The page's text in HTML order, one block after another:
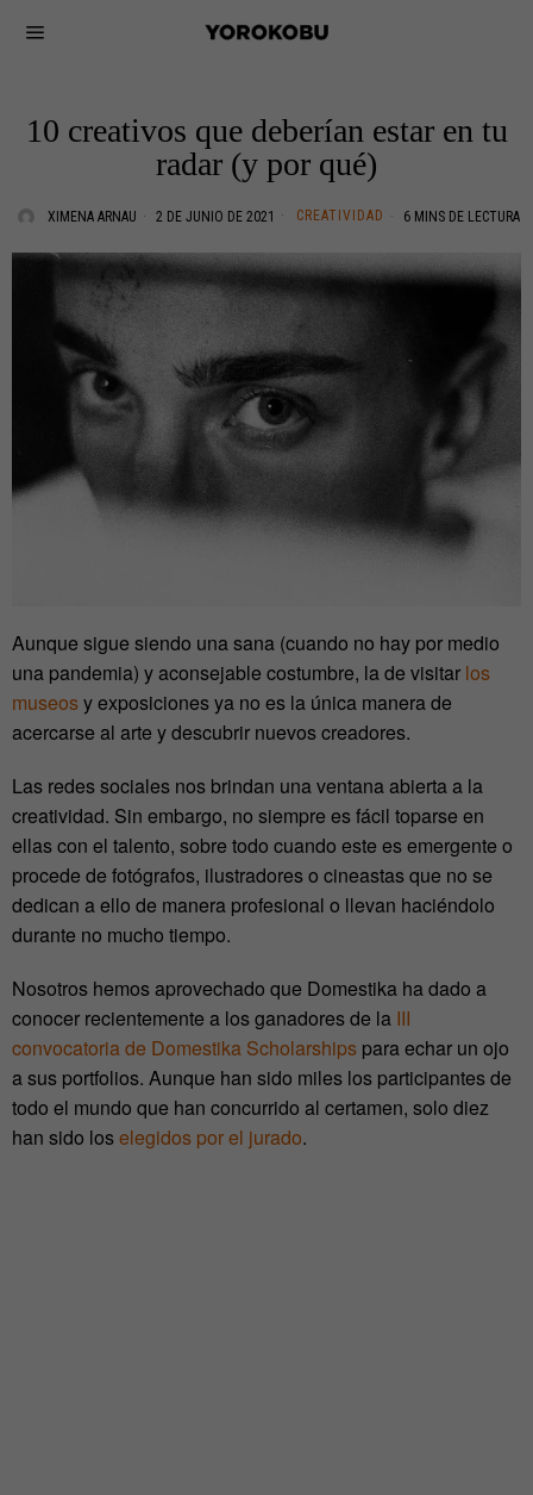
10 creativos que deberían estar en tu
radar (y por qué)
XIMENA ARNAU 2 DE JUNIO DE 2021 CREATIVIDAD 6 MINS DE LECTURA
Aunque sigue siendo una sana (cuando no hay por medio
una pandemia) y aconsejable costumbre, la de visitar los
museosy exposiciones ya no es la única manera de
acercarse al arte y descubrir nuevos creadores.
Las redes sociales nos brindan una ventana abierta a la
creatividad. Sin embargo, no siempre es fácil toparse en
ellas con el talento, sobre todo cuando este es emergente o
procede de fotógrafos, ilustradores o cineastas que no se
dedican a ello de manera profesional o llevan haciéndolo
durante no mucho tiempo.
Nosotros hemos aprovechado que Domestika ha dado a
conocer recientemente a los ganadores de la III
convocatoria de Domestika Scholarships para echar un ojo
a sus portfolios. Aunque han sido miles los participantes de
todo el mundo que han concurrido al certamen, solo diez
han sido loselegidos por el jurado.